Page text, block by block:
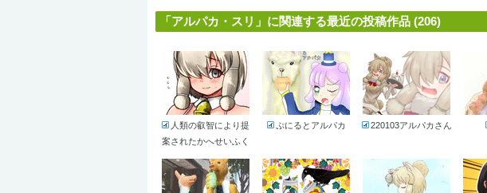
「アルパカ・スリ」に関連する最近の投稿作品 (206)
人類の叡智により提
案されたかへせいふく
ぷにるとアルパカ 220103アルパカさん